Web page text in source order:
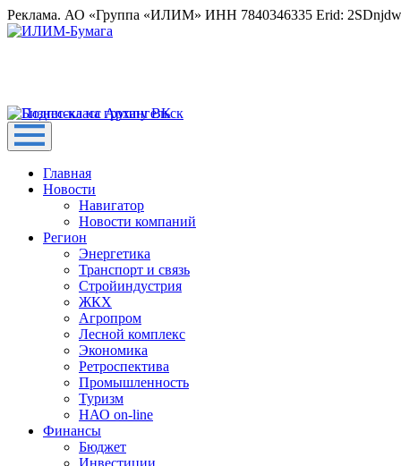
Реклама. АО «Группа «ИЛИМ» ИНН 7840346335 Erid:
Главная
Новости
Навигатор
Новости компаний
Регион
Энергетика
Транспорт и связь
Стройиндустрия
ЖКХ
Агропром
Лесной комплекс
Экономика
Ретроспектива
Промышленность
Туризм
НАО on-line
Финансы
Бюджет
Инвестиции